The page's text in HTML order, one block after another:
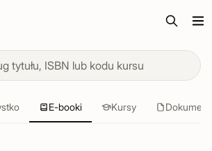
digital kurslitteratur
do nauki
E-booki Kursy